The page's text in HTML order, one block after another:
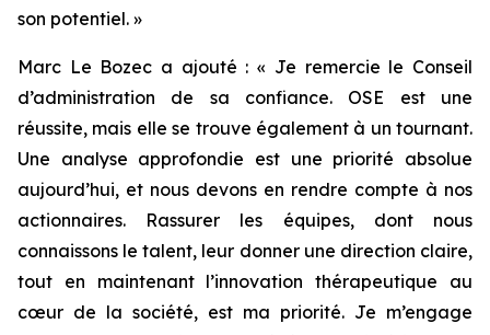
son potentiel. »
Marc Le Bozec a ajouté : « Je remercie le Conseil
d’administration de sa confiance. OSE est une
réussite, mais elle se trouve également à un tournant.
Une analyse approfondie est une priorité absolue
aujourd’hui, et nous devons en rendre compte à nos
actionnaires. Rassurer les équipes, dont nous
connaissons le talent, leur donner une direction claire,
tout en maintenant l’innovation thérapeutique au
cœur de la société, est ma priorité. Je m’engage